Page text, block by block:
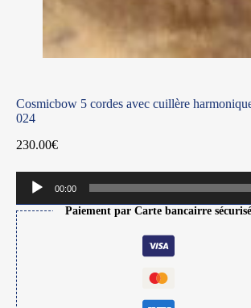
Cosmicbow 5 cordes avec cuillère
024
230.00€
Lecteur
audio
00:00
Paiement par Carte bancairre sécurisé